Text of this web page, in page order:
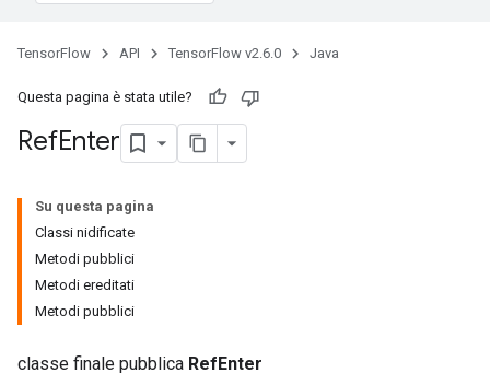
TensorFlow API TensorFlow v2.6.0 Java
Questa pagina è stata utile?
RefEnter
Su questa pagina
Classi nidificate
Metodi pubblici
Metodi ereditati
Metodi pubblici
classe finale pubblica RefEnter